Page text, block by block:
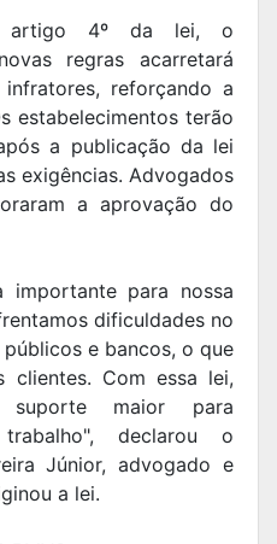
artigo 4º da lei, o
regras acarretará
reforçando a
estabelecimentos terão
a publicação da lei
exigências. Advogados
a aprovação do
importante para nossa
dificuldades no
e bancos, o que
clientes. Com essa lei,
maior para
declarou o
Júnior, advogado e
a lei.